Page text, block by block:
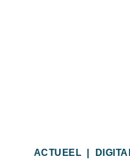
ACTUEEL